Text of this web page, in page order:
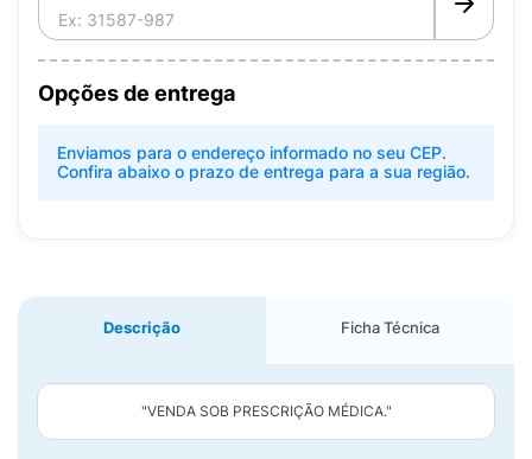
Opções de entrega
Enviamos para o endereço informado no seu CEP.
Confira abaixo o prazo de entrega para a sua região.
Descrição Ficha Técnica
"VENDA SOB PRESCRIÇÃO MÉDICA."